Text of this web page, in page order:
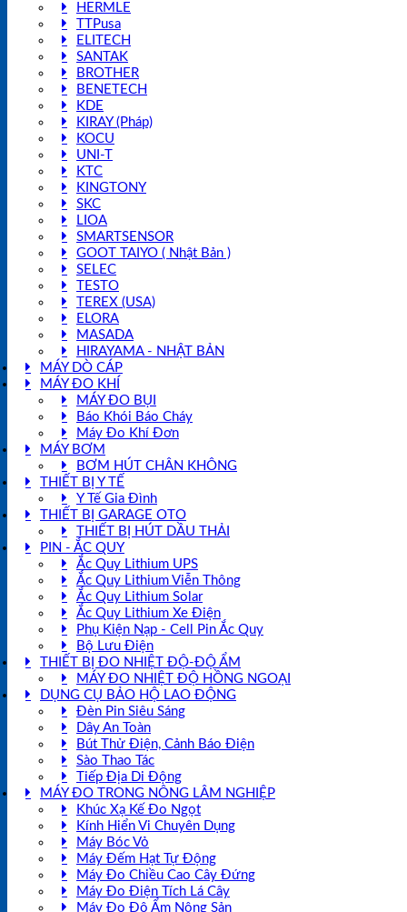
HERMLE
TTPusa
ELITECH
SANTAK
BROTHER
BENETECH
KDE
KIRAY (Pháp)
KOCU
UNI-T
KTC
KINGTONY
SKC
LIOA
SMARTSENSOR
GOOT TAIYO ( Nhật Bản )
SELEC
TESTO
TEREX (USA)
ELORA
MASADA
HIRAYAMA - NHẬT BẢN
MÁY DÒ CÁP
MÁY ĐO KHÍ
MÁY ĐO BỤI
Báo Khói Báo Cháy
Máy Đo Khí Đơn
MÁY BƠM
BƠM HÚT CHÂN KHÔNG
THIẾT BỊ Y TẾ
Y Tế Gia Đình
THIẾT BỊ GARAGE OTO
THIẾT BỊ HÚT DẦU THẢI
PIN - ẮC QUY
Ắc Quy Lithium UPS
Ắc Quy Lithium Viễn Thông
Ắc Quy Lithium Solar
Ắc Quy Lithium Xe Điện
Phụ Kiện Nạp - Cell Pin Ắc Quy
Bộ Lưu Điện
THIẾT BỊ ĐO NHIỆT ĐỘ-ĐỘ ẨM
MÁY ĐO NHIỆT ĐỘ HỒNG NGOẠI
DỤNG CỤ BẢO HỘ LAO ĐỘNG
Đèn Pin Siêu Sáng
Dây An Toàn
Bút Thử Điện, Cảnh Báo Điện
Sào Thao Tác
Tiếp Địa Di Động
MÁY ĐO TRONG NÔNG LÂM NGHIỆP
Khúc Xạ Kế Đo Ngọt
Kính Hiển Vi Chuyên Dụng
Máy Bóc Vỏ
Máy Đếm Hạt Tự Động
Máy Đo Chiều Cao Cây Đứng
Máy Đo Điện Tích Lá Cây
Máy Đo Độ Ẩm Nông Sản